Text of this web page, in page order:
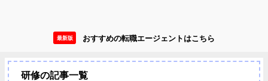
最新版 おすすめの転職エージェントはこちら
研修の記事一覧